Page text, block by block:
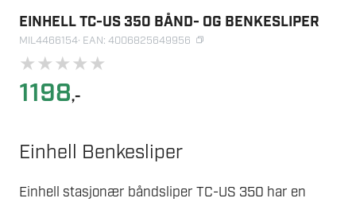
EINHELL TC-US 350 BÅND- OG BENKESLIPER
MIL4466154· EAN: 4006825649956
★★★★★
1198,-
Einhell Benkesliper
Einhell stasjonær båndsliper TC-US 350 har en